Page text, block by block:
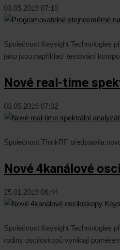
03.05.2019 07:10
Společnost Keysight Technologies
jako jsou například testování
Nové real-time
03.05.2019 07:02
Společnost ThinkRF představila
Nové 4kanálové
25.01.2019 06:44
Společnost Keysight Technologies
rodiny osciloskopů vynikají